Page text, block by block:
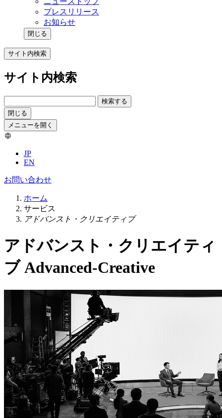
プレスリリース
お知らせ
閉じる
サイト内検索
サイト内検索
検索する
閉じる
メニューを開く
JP
EN
お問い合わせ
ホーム
サービス
アドバンスト・クリエイティブ
アドバンスト・クリエイティ
ブ Advanced-Creative